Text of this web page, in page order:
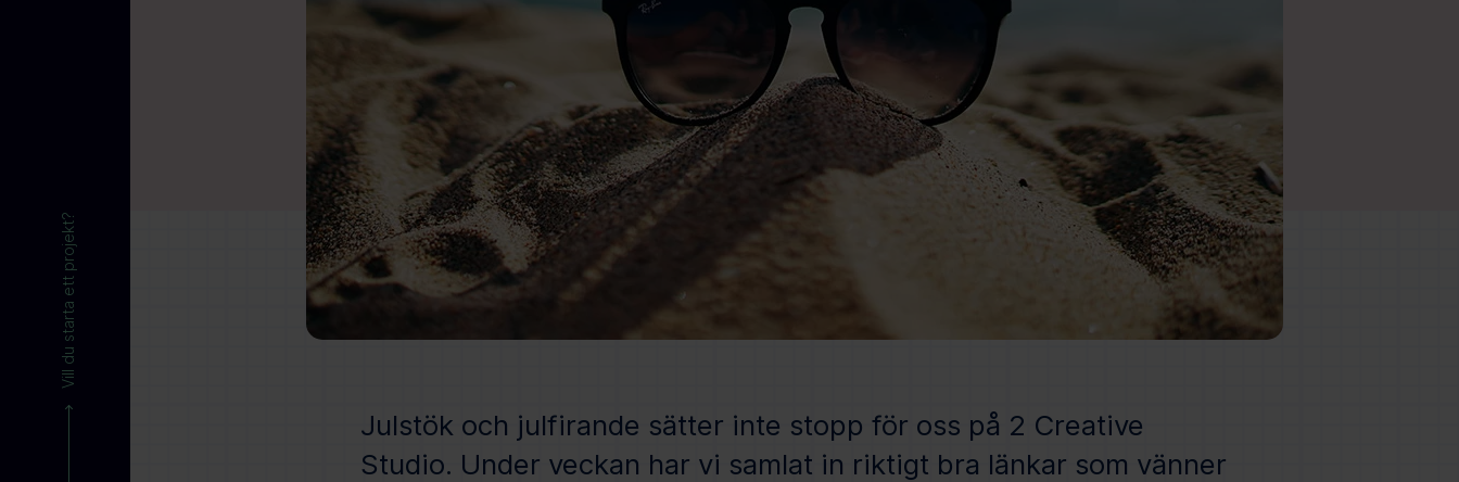
Vill du starta ett projekt?
Julstök och julfirande sätter inte stopp för oss på 2 Creative
Studio. Under veckan har vi samlat in riktigt bra länkar som vänner